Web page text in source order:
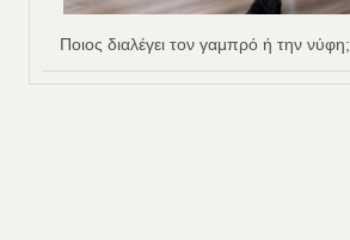
Ποιος διαλέγει τον γαμπρό ή την νύφη;